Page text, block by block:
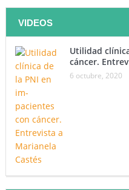
VIDEOS
Utilidad
cáncer.
6 octubre, 2020